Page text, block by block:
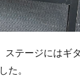
ステージにはギ
た。